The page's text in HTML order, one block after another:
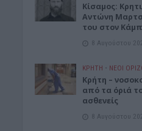
Kίσαμος:
Αντώνη
του στον
8 Αυγούστου
ΚΡΗΤΗ • ΝΕΟΙ
Κρήτη –
από τα όριά
ασθενείς
8 Αυγούστου